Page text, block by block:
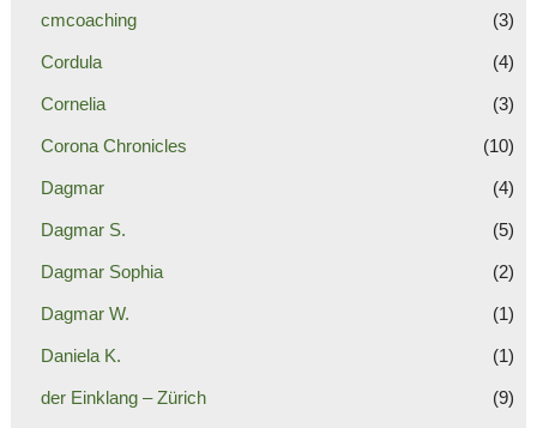
cmcoaching (3)
Cordula (4)
Cornelia (3)
Corona Chronicles (10)
Dagmar (4)
Dagmar S. (5)
Dagmar Sophia (2)
Dagmar W. (1)
Daniela K. (1)
der Einklang – Zürich (9)